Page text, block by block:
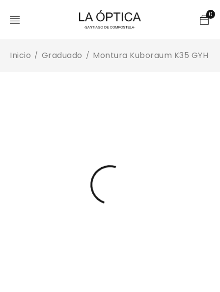
0
Inicio / Graduado / Montura Kuboraum K35 GYH